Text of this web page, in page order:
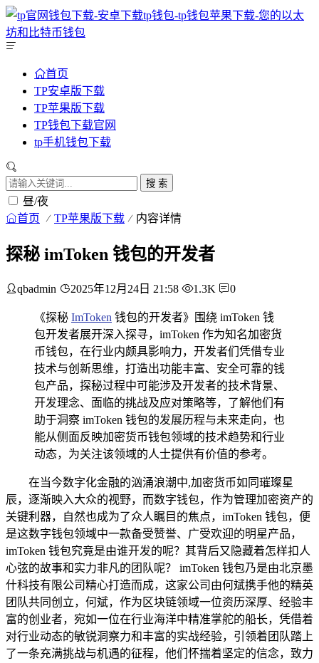
首页
TP安卓版下载
TP苹果版下载
TP钱包下载官网
tp手机钱包下载
搜 索
昼/夜
首页 TP苹果版下载 内容详情
探秘 imToken 钱包的开发者
qbadmin 2025年12月24日 21:58 1.3K 0
《探秘 ImToken 钱包的开发者》围绕 imToken 钱
包开发者展开深入探寻，imToken 作为知名加密货
币钱包，在行业内颇具影响力，开发者们凭借专业
技术与创新思维，打造出功能丰富、安全可靠的钱
包产品，探秘过程中可能涉及开发者的技术背景、
开发理念、面临的挑战及应对策略等，了解他们有
助于洞察 imToken 钱包的发展历程与未来走向，也
能从侧面反映加密货币钱包领域的技术趋势和行业
动态，为关注该领域的人士提供有价值的参考。
在当今数字化金融的汹涌浪潮中,加密货币如同璀璨星
辰，逐渐映入大众的视野，而数字钱包，作为管理加密资产的
关键利器，自然也成为了众人瞩目的焦点，imToken 钱包，便
是这数字钱包领域中一款备受赞誉、广受欢迎的明星产品，
imToken 钱包究竟是由谁开发的呢？其背后又隐藏着怎样扣人
心弦的故事和实力非凡的团队呢？ imToken 钱包乃是由北京墨
什科技有限公司精心打造而成，这家公司由何斌携手他的精英
团队共同创立，何斌，作为区块链领域一位资历深厚、经验丰
富的创业者，宛如一位在行业海洋中精准掌舵的船长，凭借着
对行业动态的敏锐洞察力和丰富的实战经验，引领着团队踏上
了一条充满挑战与机遇的征程，他们怀揣着坚定的信念，致力